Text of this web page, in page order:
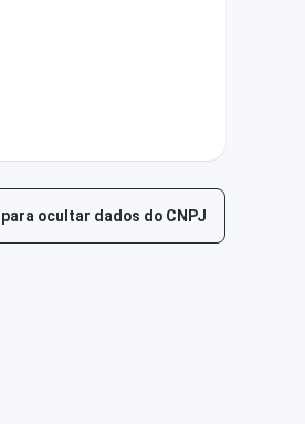
ocultar dados do CNPJ